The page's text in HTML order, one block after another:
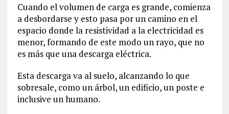
Cuando el volumen de carga es grande, comienza
a desbordarse y esto pasa por un camino en el
espacio donde la resistividad a la electricidad es
menor, formando de este modo un rayo, que no
es más que una descarga eléctrica.
Esta descarga va al suelo, alcanzando lo que
sobresale, como un árbol, un edificio, un poste e
inclusive un humano.